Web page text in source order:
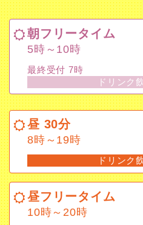
朝フリータイム
5時～10時
最終受付 7時
昼 30分
8時～19時
昼フリータイム
10時～20時
最終受付 18時
朝フリータイム
5時～10時
最終受付 7時
ドリンク
昼 30分
8時～19時
ドリンク
昼フリータイム
10時～20時